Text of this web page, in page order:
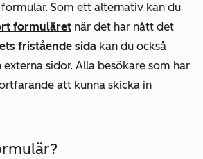
Som ett alternativ kan du
formuläret när det har nått det
fristående sida kan du också
sidor. Alla besökare som har
att kunna skicka in